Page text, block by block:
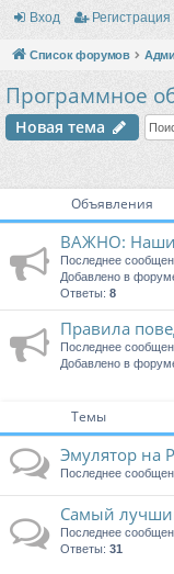
с
ы
и
ор
Вход Регистрация
Список форумов
Программное
Новая тема
Объявления
ВАЖНО: Наши
Последнее
Добавлено в
Ответы: 8
Правила
Последнее
Добавлено в
Темы
Эмулятор на
Последнее
Самый
Последнее
Ответы: 31